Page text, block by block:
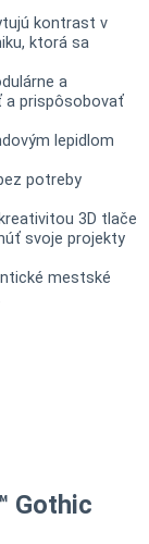
kontrast v
ktorá sa
a
a prispôsobovať
lepidlom
potreby
3D tlače
svoje projekty
mestské
Gothic